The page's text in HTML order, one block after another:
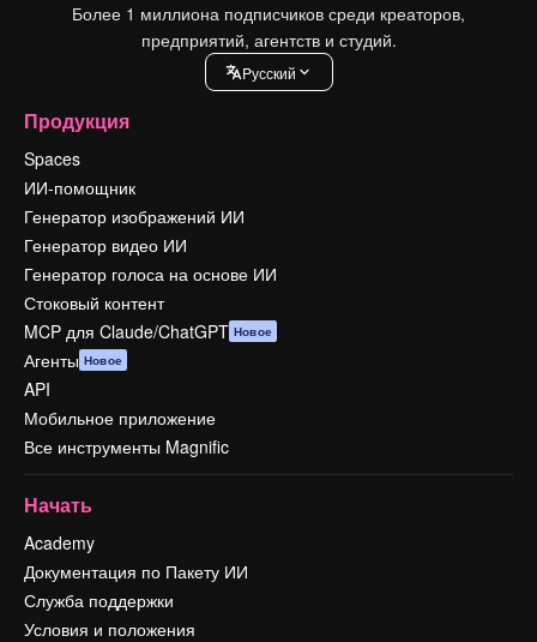
Более 1 миллиона подписчиков среди креаторов,
предприятий, агентств и студий.
Pусский
Продукция
Spaces
ИИ-помощник
Генератор изображений ИИ
Генератор видео ИИ
Генератор голоса на основе ИИ
Стоковый контент
MCP для Claude/ChatGPT Новое
Агенты Новое
API
Мобильное приложение
Все инструменты Magnific
Начать
Academy
Документация по Пакету ИИ
Служба поддержки
Условия и положения